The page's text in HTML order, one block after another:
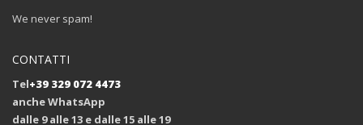
We never spam!
CONTATTI
Tel+39 329 072 4473
anche WhatsApp
dalle 9 alle 13 e dalle 15 alle 19